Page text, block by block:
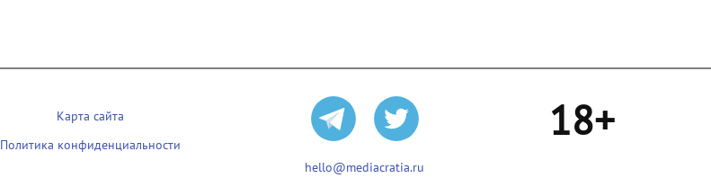
Карта сайта
Политика конфиденциальности
hello@mediacratia.ru
18+